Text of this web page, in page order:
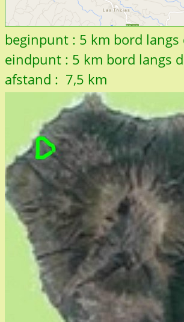
beginpunt : 5 km bord langs
eindpunt : 5 km bord langs
afstand : 7,5 km